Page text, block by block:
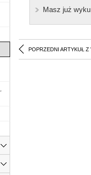
Masz już
POPRZEDNI ARTYKUŁ Z